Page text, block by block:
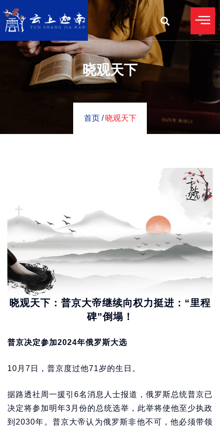
晓观天下
首页 / 晓观天下
晓观天下：普京大帝继续向权力挺进：“里程
碑”倒塌！
普京决定参加2024年俄罗斯大选
10月7日，普京度过他71岁的生日。
据路透社周一援引6名消息人士报道，俄罗斯总统普京已
决定将参加明年3月份的总统选举，此举将使他至少执政
到2030年。普京大帝认为俄罗斯非他不可，他必须带领